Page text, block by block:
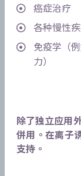
癌症治疗
各种慢性
免疫学（
力）
除了独立应用
併用。在离子
支持。